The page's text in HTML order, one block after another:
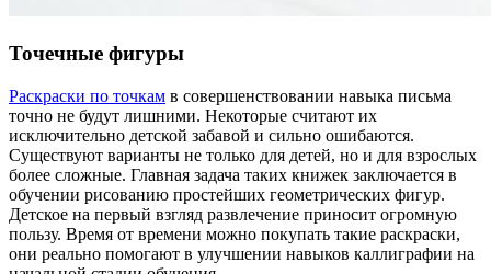
Точечные фигуры
Раскраски по точкам в совершенствовании навыка письма
точно не будут лишними. Некоторые считают их
исключительно детской забавой и сильно ошибаются.
Существуют варианты не только для детей, но и для взрослых
более сложные. Главная задача таких книжек заключается в
обучении рисованию простейших геометрических фигур.
Детское на первый взгляд развлечение приносит огромную
пользу. Время от времени можно покупать такие раскраски,
они реально помогают в улучшении навыков каллиграфии на